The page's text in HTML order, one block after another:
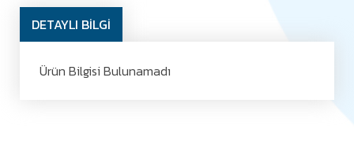
DETAYLI BİLGİ
Ürün Bilgisi Bulunamadı